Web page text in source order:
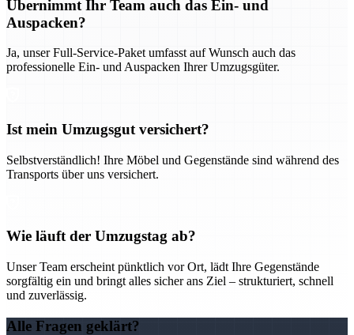
Übernimmt Ihr Team auch das Ein- und
Auspacken?
Ja, unser Full-Service-Paket umfasst auf Wunsch auch das
professionelle Ein- und Auspacken Ihrer Umzugsgüter.
Ist mein Umzugsgut versichert?
Selbstverständlich! Ihre Möbel und Gegenstände sind während des
Transports über uns versichert.
Wie läuft der Umzugstag ab?
Unser Team erscheint pünktlich vor Ort, lädt Ihre Gegenstände
sorgfältig ein und bringt alles sicher ans Ziel – strukturiert, schnell
und zuverlässig.
Alle Fragen geklärt?